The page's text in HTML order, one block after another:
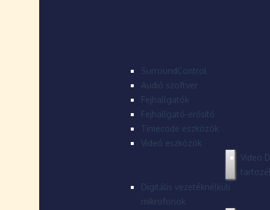
SurroundControl
Audió szoftver
Fejhallgatók
Fejhallgató-erősítő
Timecode eszközök
Videó eszközök
Video
Digitális vezetéknélküli
mikrofonok